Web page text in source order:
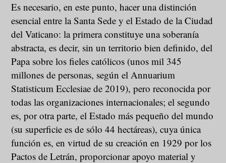
Es necesario, en este punto, hacer una distinción
esencial entre la Santa Sede y el Estado de la Ciudad
del Vaticano: la primera constituye una soberanía
abstracta, es decir, sin un territorio bien definido, del
Papa sobre los fieles católicos (unos mil 345
millones de personas, según el Annuarium
Statisticum Ecclesiae de 2019), pero reconocida por
todas las organizaciones internacionales; el segundo
es, por otra parte, el Estado más pequeño del mundo
(su superficie es de sólo 44 hectáreas), cuya única
función es, en virtud de su creación en 1929 por los
Pactos de Letrán, proporcionar apoyo material y